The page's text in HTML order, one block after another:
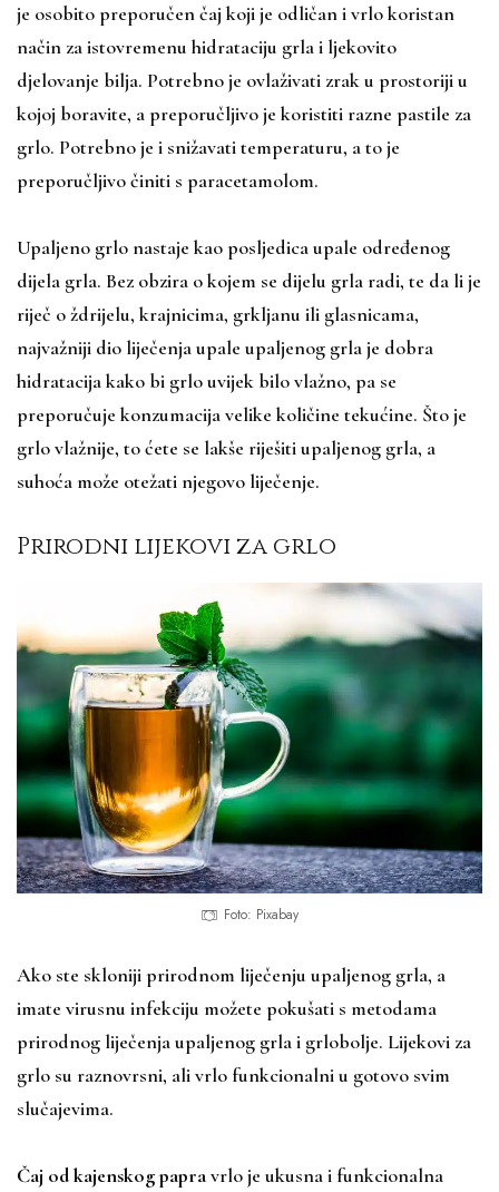
je osobito preporučen čaj koji je odličan i vrlo koristan
način za istovremenu hidrataciju grla i ljekovito
djelovanje bilja. Potrebno je ovlaživati zrak u prostoriji u
kojoj boravite, a preporučljivo je koristiti razne pastile za
grlo. Potrebno je i snižavati temperaturu, a to je
preporučljivo činiti s paracetamolom.
Upaljeno grlo nastaje kao posljedica upale određenog
dijela grla. Bez obzira o kojem se dijelu grla radi, te da li je
riječ o ždrijelu, krajnicima, grkljanu ili glasnicama,
najvažniji dio liječenja upale upaljenog grla je dobra
hidratacija kako bi grlo uvijek bilo vlažno, pa se
preporučuje konzumacija velike količine tekućine. Što je
grlo vlažnije, to ćete se lakše riješiti upaljenog grla, a
suhoća može otežati njegovo liječenje.
Prirodni lijekovi za grlo
Foto: Pixabay
Ako ste skloniji prirodnom liječenju upaljenog grla, a
imate virusnu infekciju možete pokušati s metodama
prirodnog liječenja upaljenog grla i grlobolje. Lijekovi za
grlo su raznovrsni, ali vrlo funkcionalni u gotovo svim
slučajevima.
Čaj od kajenskog papravrlo je ukusna i funkcionalna